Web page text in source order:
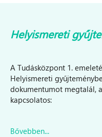
Helyismereti
A Tudásközpont 1.
Helyismereti
dokumentumot megtalál,
kapcsolatos:
Bővebben...